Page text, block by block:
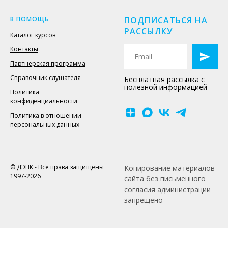
В ПОМОЩЬ
Каталог курсов
Контакты
Партнерская программа
Справочник слушателя
Политика
конфиденциальности
Политика в отношении
персональных данных
ПОДПИСАТЬСЯ НА
РАССЫЛКУ
Бесплатная рассылка с
полезной информацией
© ДЭПК - Все права защищены
1997-2026
Копирование материалов
сайта без письменного
согласия администрации
запрещено